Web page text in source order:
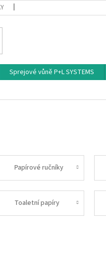
Sprejové vůně P+L SYSTEMS
Papírové ručníky
Toaletní papíry